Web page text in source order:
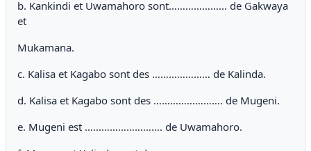
b. Kankindi et Uwamahoro sont………………… de Gakwaya
et
Mukamana.
c. Kalisa et Kagabo sont des ………………… de Kalinda.
d. Kalisa et Kagabo sont des ……………………. de Mugeni.
e. Mugeni est ………………………. de Uwamahoro.